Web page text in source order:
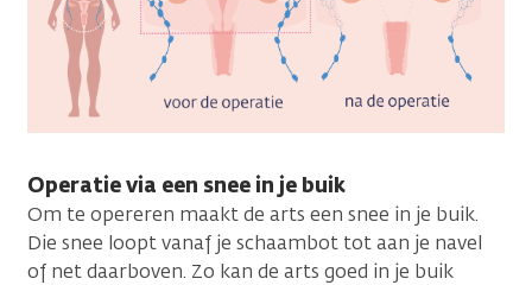
Operatie via een snee in je buik
Om te opereren maakt de arts een snee in je buik.
Die snee loopt vanaf je schaambot tot aan je navel
of net daarboven. Zo kan de arts goed in je buik